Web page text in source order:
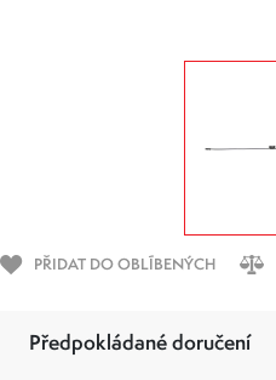
PŘIDAT DO OBLÍBENÝCH
Předpokládané doručení